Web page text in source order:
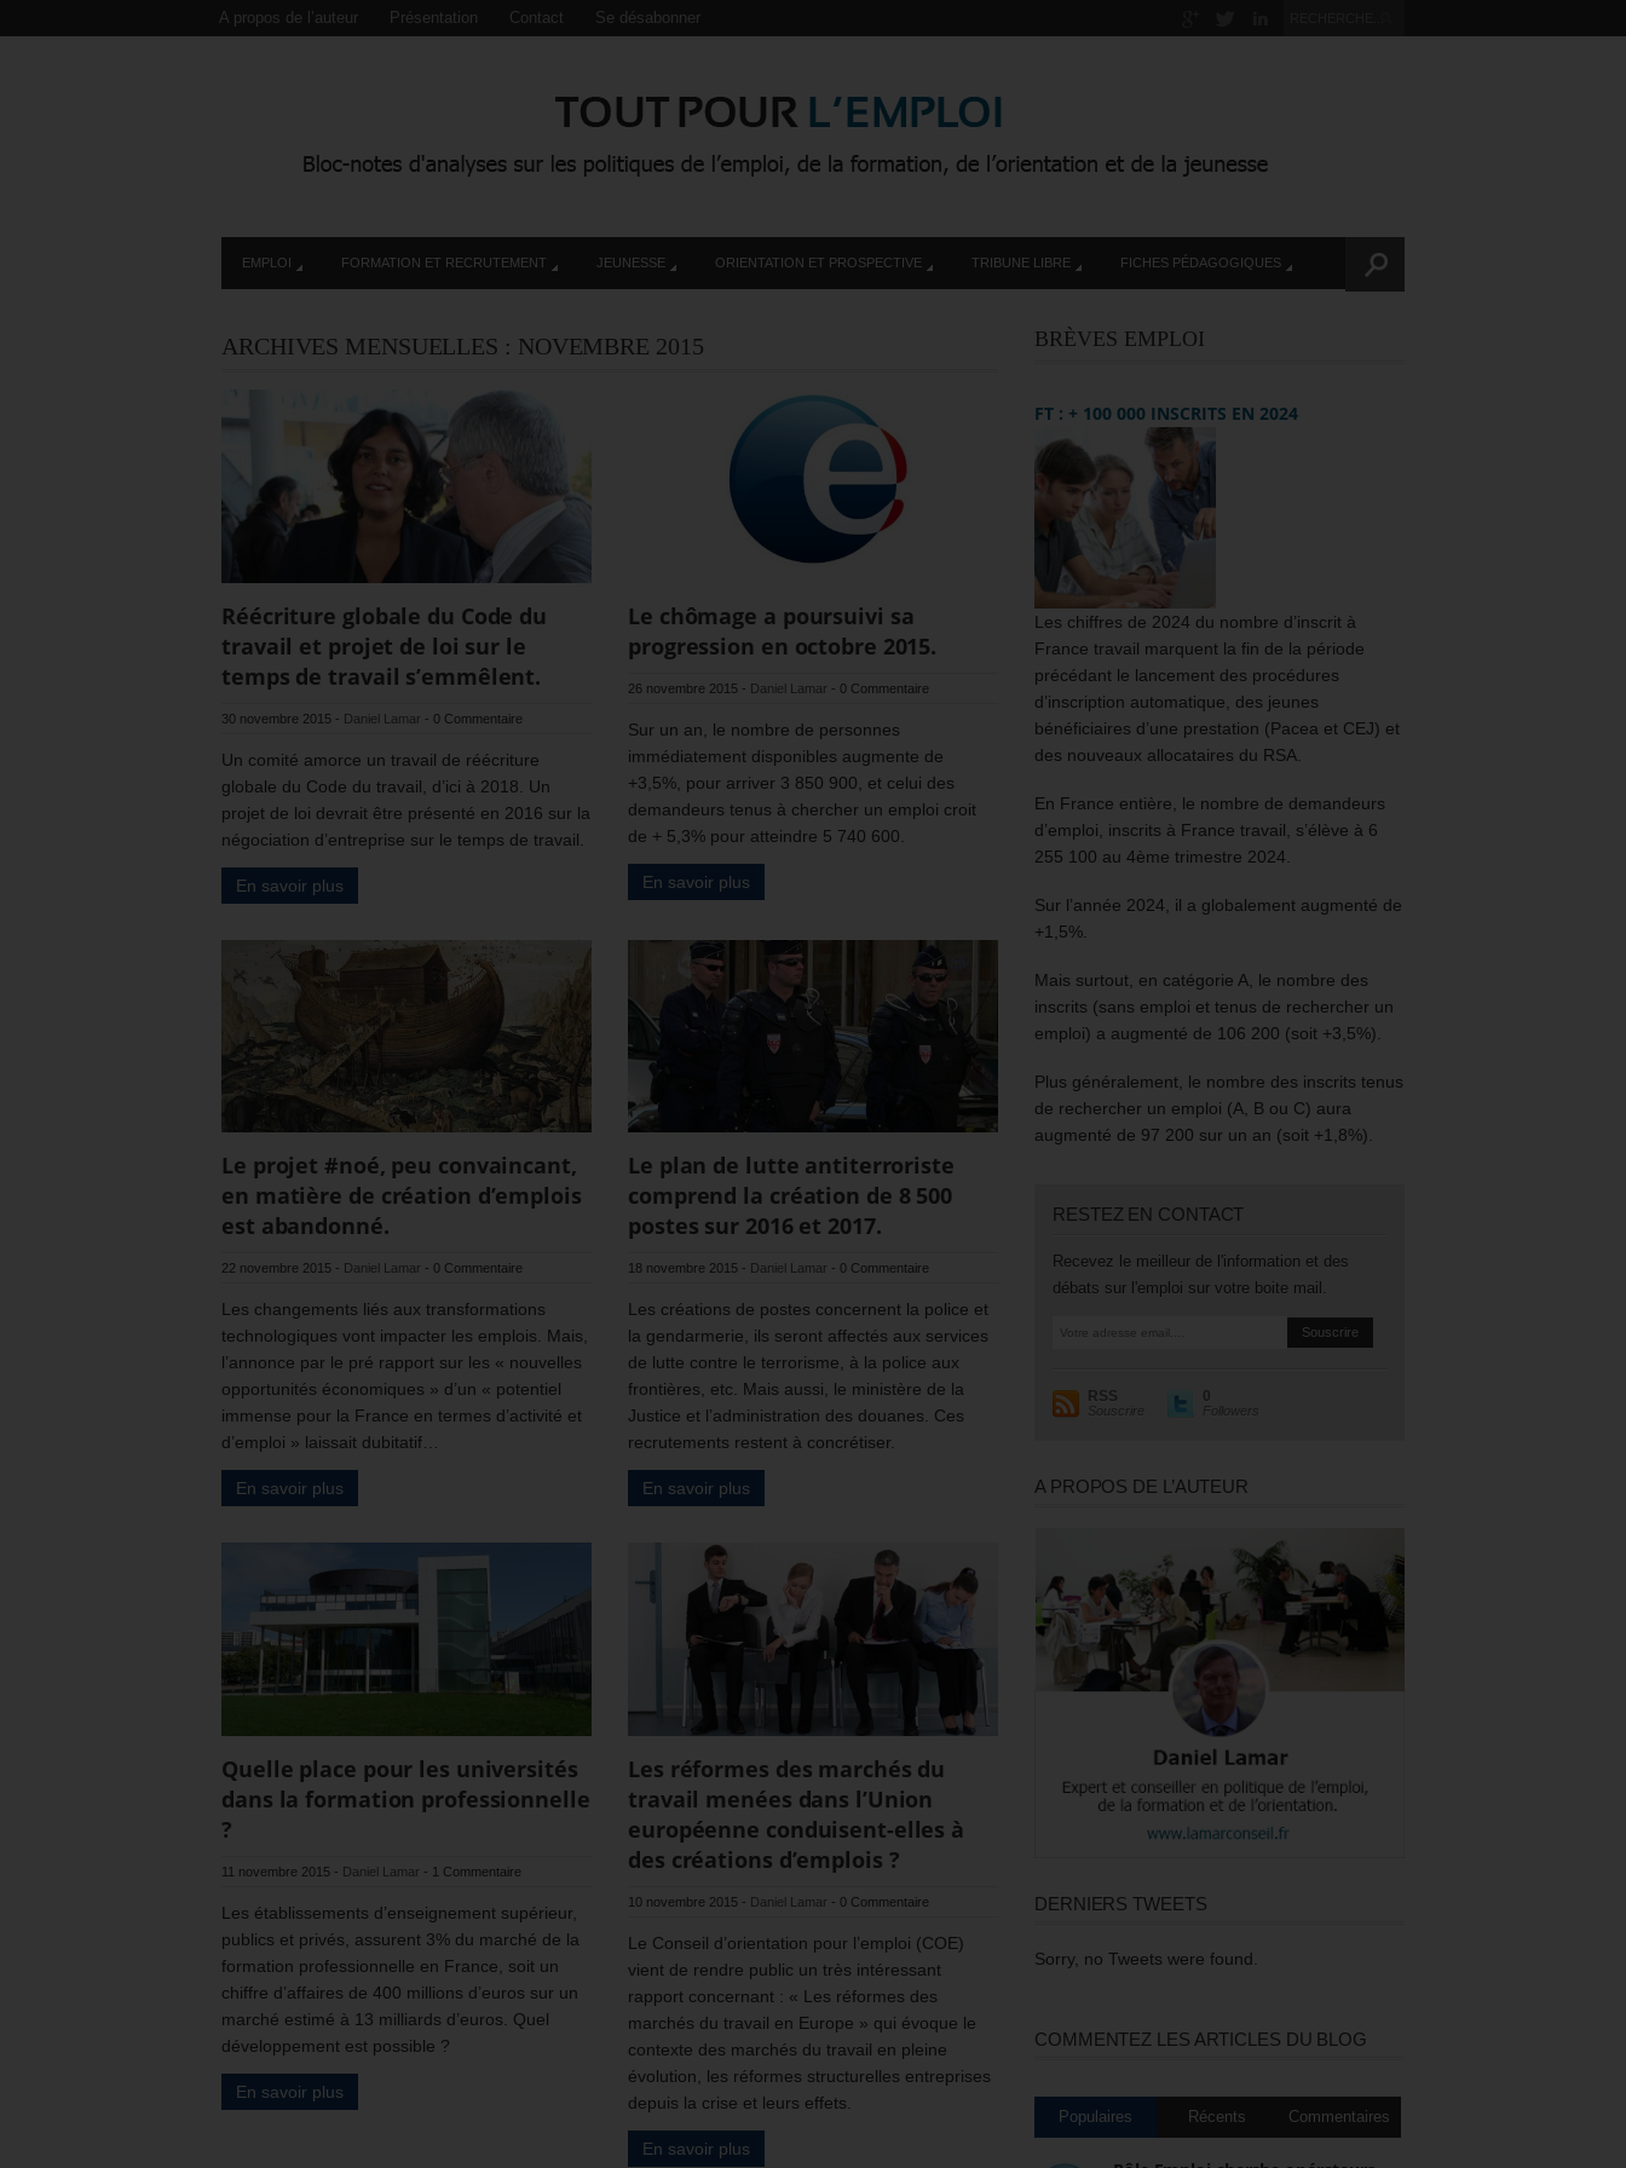
A propos de l’auteur Présentation Contact Se désabonner
EMPLOI FORMATION ET RECRUTEMENT JEUNESSE ORIENTATION ET PROSPECTIVE TRIBUNE LIBRE FICHES PÉDAGOGIQUES
ARCHIVES MENSUELLES : NOVEMBRE 2015
Réécriture globale du Code du
travail et projet de loi sur le
temps de travail s’emmêlent.
30 novembre 2015 - Daniel Lamar - 0 Commentaire
Un comité amorce un travail de réécriture
globale du Code du travail, d’ici à 2018. Un
projet de loi devrait être présenté en 2016 sur la
négociation d’entreprise sur le temps de travail.
En savoir plus
Le chômage a poursuivi sa
progression en octobre 2015.
26 novembre 2015 - Daniel Lamar - 0 Commentaire
Sur un an, le nombre de personnes
immédiatement disponibles augmente de
+3,5%, pour arriver 3 850 900, et celui des
demandeurs tenus à chercher un emploi croit
de + 5,3% pour atteindre 5 740 600.
En savoir plus
Le projet #noé, peu convaincant,
en matière de création d’emplois
est abandonné.
22 novembre 2015 - Daniel Lamar - 0 Commentaire
Les changements liés aux transformations
technologiques vont impacter les emplois. Mais,
l’annonce par le pré rapport sur les « nouvelles
opportunités économiques » d’un « potentiel
immense pour la France en termes d’activité et
d’emploi » laissait dubitatif…
En savoir plus
Le plan de lutte antiterroriste
comprend la création de 8 500
postes sur 2016 et 2017.
18 novembre 2015 - Daniel Lamar - 0 Commentaire
Les créations de postes concernent la police et
la gendarmerie, ils seront affectés aux services
de lutte contre le terrorisme, à la police aux
frontières, etc. Mais aussi, le ministère de la
Justice et l’administration des douanes. Ces
recrutements restent à concrétiser.
En savoir plus
Quelle place pour les universités
dans la formation professionnelle
?
11 novembre 2015 - Daniel Lamar - 1 Commentaire
Les établissements d’enseignement supérieur,
publics et privés, assurent 3% du marché de la
formation professionnelle en France, soit un
chiffre d’affaires de 400 millions d’euros sur un
marché estimé à 13 milliards d’euros. Quel
développement est possible ?
En savoir plus
Les réformes des marchés du
travail menées dans l’Union
européenne conduisent-elles à
des créations d’emplois ?
10 novembre 2015 - Daniel Lamar - 0 Commentaire
Le Conseil d’orientation pour l’emploi (COE)
vient de rendre public un très intéressant
rapport concernant : « Les réformes des
marchés du travail en Europe » qui évoque le
contexte des marchés du travail en pleine
évolution, les réformes structurelles entreprises
depuis la crise et leurs effets.
En savoir plus
BRÈVES EMPLOI
FT : + 100 000 INSCRITS EN 2024
Les chiffres de 2024 du nombre d’inscrit à
France travail marquent la fin de la période
précédant le lancement des procédures
d’inscription automatique, des jeunes
bénéficiaires d’une prestation (Pacea et CEJ) et
des nouveaux allocataires du RSA.
En France entière, le nombre de demandeurs
d’emploi, inscrits à France travail, s’élève à 6
255 100 au 4ème trimestre 2024.
Sur l’année 2024, il a globalement augmenté de
+1,5%.
Mais surtout, en catégorie A, le nombre des
inscrits (sans emploi et tenus de rechercher un
emploi) a augmenté de 106 200 (soit +3,5%).
Plus généralement, le nombre des inscrits tenus
de rechercher un emploi (A, B ou C) aura
augmenté de 97 200 sur un an (soit +1,8%).
RESTEZ EN CONTACT
Recevez le meilleur de l'information et des
débats sur l'emploi sur votre boite mail.
RSS
Souscrire
0
Followers
A PROPOS DE L’AUTEUR
DERNIERS TWEETS
Sorry, no Tweets were found.
COMMENTEZ LES ARTICLES DU BLOG
Populaires Récents Commentaires